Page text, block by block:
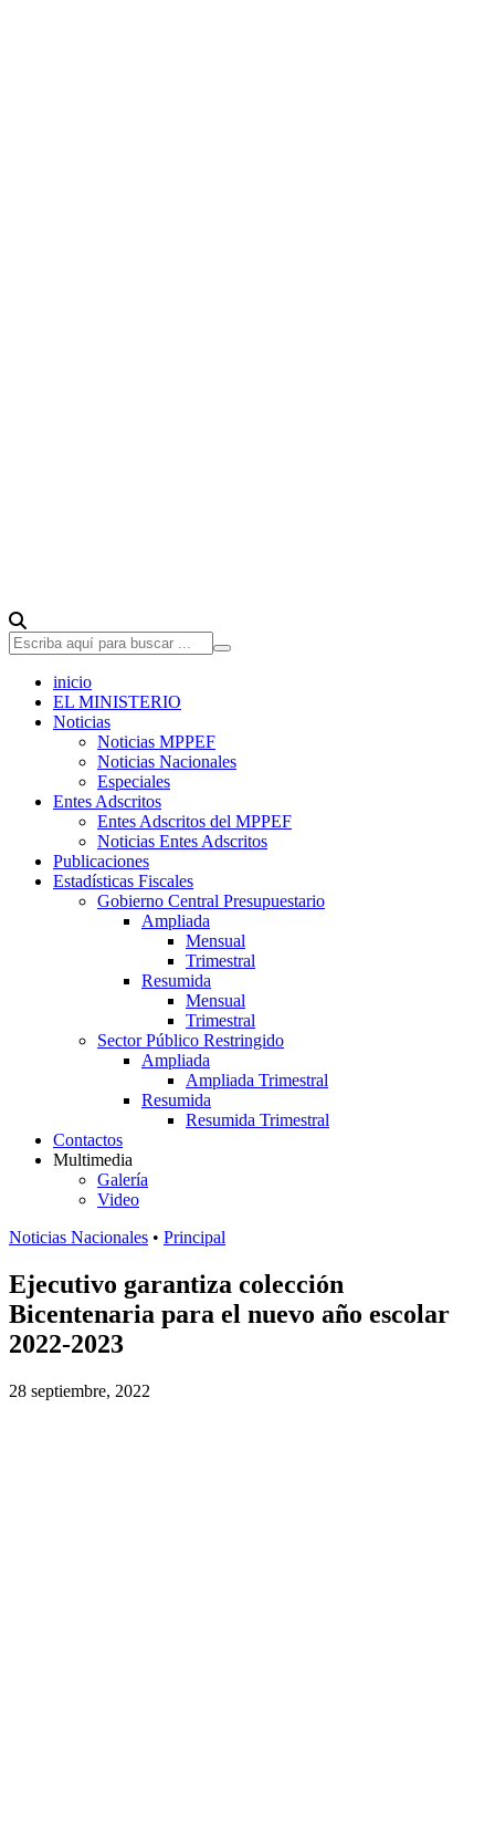
inicio
EL MINISTERIO
Noticias
Noticias MPPEF
Noticias Nacionales
Especiales
Entes Adscritos
Entes Adscritos del MPPEF
Noticias Entes Adscritos
Publicaciones
Estadísticas Fiscales
Gobierno Central Presupuestario
Ampliada
Mensual
Trimestral
Resumida
Mensual
Trimestral
Sector Público Restringido
Ampliada
Ampliada Trimestral
Resumida
Resumida Trimestral
Contactos
Multimedia
Galería
Video
Noticias Nacionales • Principal
Ejecutivo garantiza colección
Bicentenaria para el nuevo año escolar
2022-2023
28 septiembre, 2022